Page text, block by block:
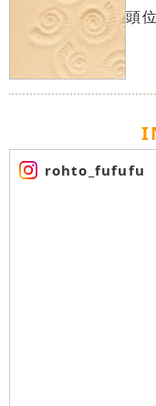
頭
rohto_fufufu